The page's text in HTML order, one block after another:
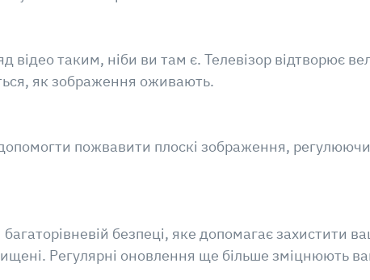
відео таким, ніби ви там є. Телевізор відтворює
як зображення оживають.
пожвавити плоскі зображення,
безпеці, яке допомагає захистити
Регулярні оновлення ще більше зміцнюють